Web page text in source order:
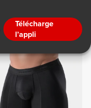
Télécharge
l’appli